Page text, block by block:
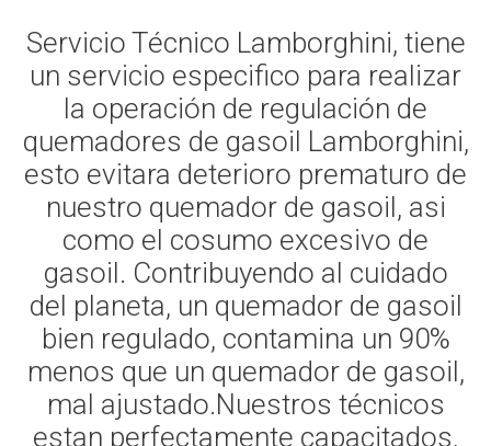
Servicio Técnico Lamborghini, tiene
un servicio especifico para realizar
la operación de regulación de
quemadores de gasoil Lamborghini,
esto evitara deterioro prematuro de
nuestro quemador de gasoil, asi
como el cosumo excesivo de
gasoil. Contribuyendo al cuidado
del planeta, un quemador de gasoil
bien regulado, contamina un 90%
menos que un quemador de gasoil,
mal ajustado.Nuestros técnicos
estan perfectamente capacitados,